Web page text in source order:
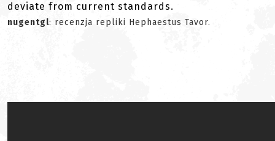
deviate from current standards.
nugentgl: recenzja repliki Hephaestus Tavor.